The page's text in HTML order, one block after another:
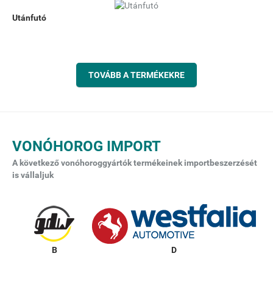
Utánfutó
TOVÁBB A TERMÉKEKRE
VONÓHOROG IMPORT
A következő vonóhoroggyártók termékeinek importbeszerzését
is vállaljuk